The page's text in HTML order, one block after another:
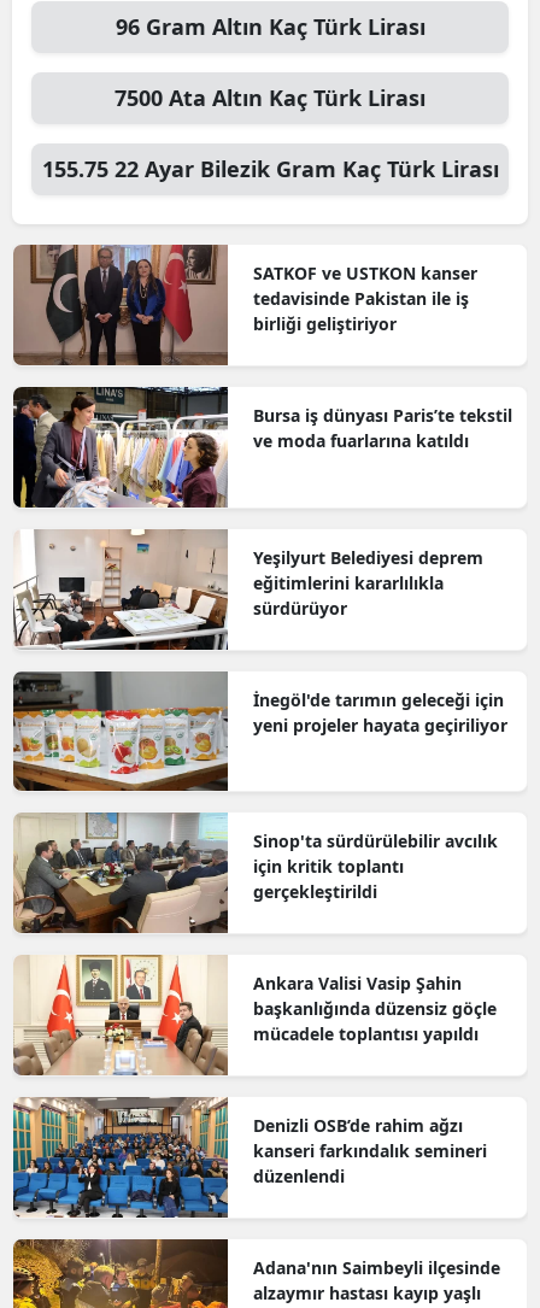
96 Gram Altın Kaç Türk Lirası
7500 Ata Altın Kaç Türk Lirası
155.75 22 Ayar Bilezik Gram Kaç Türk Lirası
SATKOF ve USTKON kanser
tedavisinde Pakistan ile iş
birliği geliştiriyor
Bursa iş dünyası Paris’te tekstil
ve moda fuarlarına katıldı
Yeşilyurt Belediyesi deprem
eğitimlerini kararlılıkla
sürdürüyor
İnegöl'de tarımın geleceği için
yeni projeler hayata geçiriliyor
Sinop'ta sürdürülebilir avcılık
için kritik toplantı
gerçekleştirildi
Ankara Valisi Vasip Şahin
başkanlığında düzensiz göçle
mücadele toplantısı yapıldı
Denizli OSB’de rahim ağzı
kanseri farkındalık semineri
düzenlendi
Adana'nın Saimbeyli ilçesinde
alzaymır hastası kayıp yaşlı